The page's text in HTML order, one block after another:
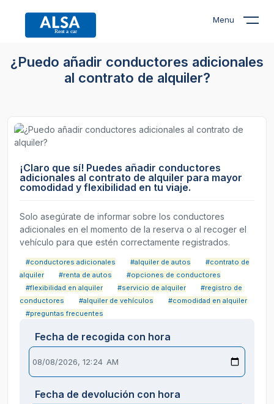
Menu
¿Puedo añadir conductores adicionales
al contrato de alquiler?
¡Claro que sí! Puedes añadir conductores
adicionales al contrato de alquiler para mayor
comodidad y flexibilidad en tu viaje.
Solo asegúrate de informar sobre los conductores
adicionales en el momento de la reserva o al recoger el
vehículo para que estén correctamente registrados.
#conductores adicionales #alquiler de autos
#contrato de
alquiler
#renta de autos
#opciones de conductores
#flexibilidad en alquiler
#servicio de alquiler
#registro de
conductores
#alquiler de vehículos
#comodidad en alquiler
#preguntas frecuentes
Fecha de recogida con hora
Fecha de devolución con hora